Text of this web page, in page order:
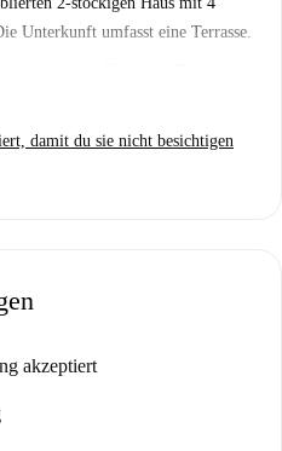
Unterkunft umfasst eine Terrasse.
Einfacher Zugang zu
damit du sie nicht besichtigen
akzeptiert